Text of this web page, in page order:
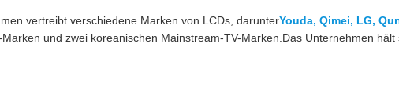
vertreibt verschiedene Marken von LCDs, darunterYouda, Qimei, LG,
und zwei koreanischen Mainstream-TV-Marken.Das Unternehmen hält